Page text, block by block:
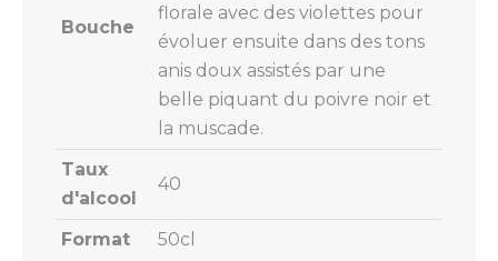
Bouche
florale avec des violettes pour
évoluer ensuite dans des tons
anis doux assistés par une
belle piquant du poivre noir et
la muscade.
Taux
d'alcool
40
Format 50cl